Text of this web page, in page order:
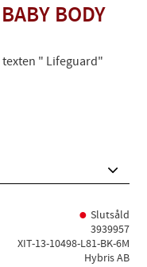
BODY
texten " Lifeguard"
Slutsåld
3939957
XIT-13-10498-L81-BK-6M
Hybris AB